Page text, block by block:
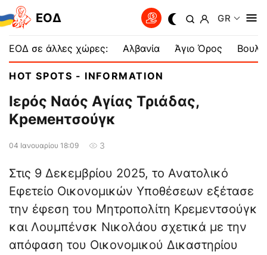
EOΔ GR
ΕΟΔ σε άλλες χώρες: Αλβανία Άγιο Όρος
HOT SPOTS - INFORMATION
Ιερός Ναός Αγίας Τριάδας,
Κременτσούγκ
04 Ιανουαρίου 18:09 3
Στις 9 Δεκεμβρίου 2025, το Ανατολικό
Εφετείο Οικονομικών Υποθέσεων εξέτασε
την έφεση του Μητροπολίτη Κρεμεντσούγκ
και Λουμπένσκ Νικολάου σχετικά με την
απόφαση του Οικονομικού Δικαστηρίου